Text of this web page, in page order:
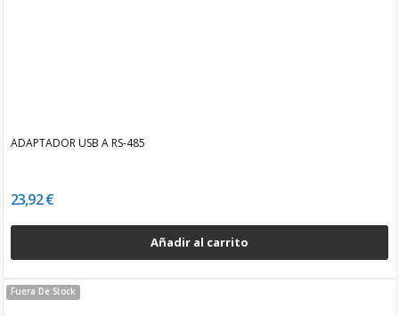
ADAPTADOR USB A RS-485
23,92 €
Añadir al carrito
Fuera De Stock